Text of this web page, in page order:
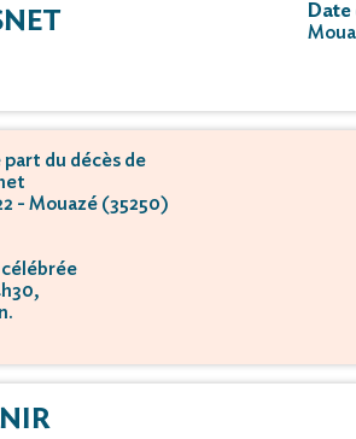
Date
du décès de
- Mouazé (35250)